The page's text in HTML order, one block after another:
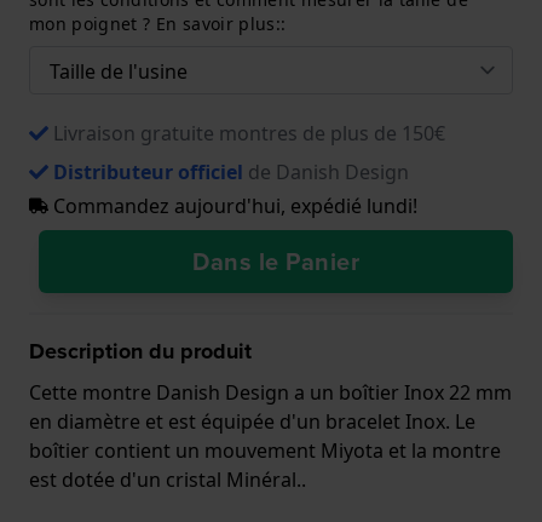
mon poignet ? En savoir plus::
Livraison gratuite montres de plus de 150€
Distributeur officiel de Danish Design
Commandez aujourd'hui, expédié lundi!
Dans le Panier
Description du produit
Cette montre Danish Design a un boîtier Inox 22 mm
en diamètre et est équipée d'un bracelet Inox. Le
boîtier contient un mouvement Miyota et la montre
est dotée d'un cristal Minéral..